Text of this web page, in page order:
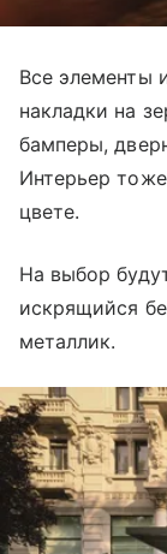
Все элементы
накладки на
бамперы,
Интерьер
цвете.
На выбор
искрящийся
металлик.